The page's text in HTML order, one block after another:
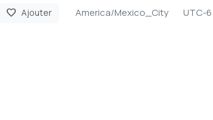
favorite Ajouter America/Mexico_City UTC-6